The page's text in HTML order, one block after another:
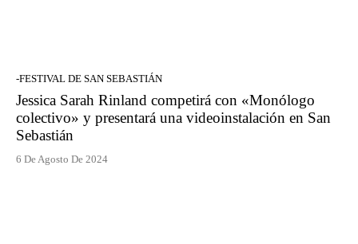
-FESTIVAL DE SAN SEBASTIÁN
Jessica Sarah Rinland competirá con «Monólogo
colectivo» y presentará una videoinstalación en San
Sebastián
6 De Agosto De 2024